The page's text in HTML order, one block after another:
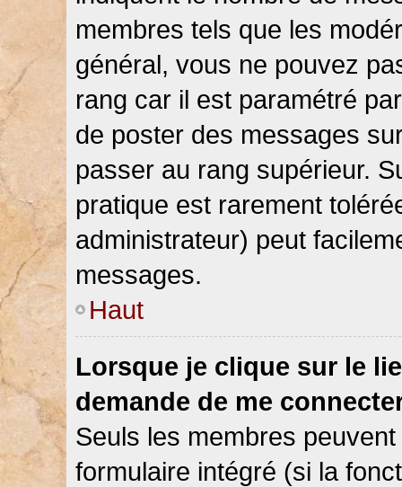
membres tels que les
général, vous ne pouvez
rang car il est paramétré
de poster des messages
passer au rang supérieur.
pratique est rarement
administrateur) peut
messages.
Haut
Lorsque je clique sur le
demande de me
Seuls les membres
formulaire intégré (si la